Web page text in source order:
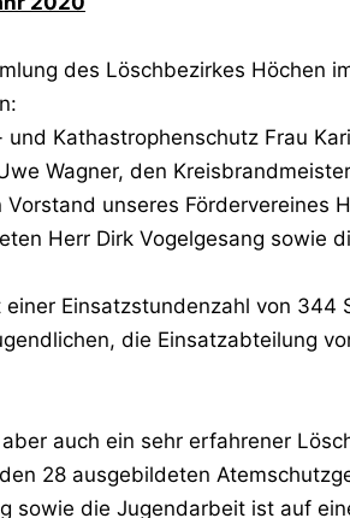
des Löschbezirkes Höchen
Kathastrophenschutz Frau
Wagner, den
unseres Fördervereines
Herr Dirk Vogelgesang sowie
Einsatzstundenzahl von 344
die Einsatzabteilung
auch ein sehr erfahrener
28 ausgebildeten
die Jugendarbeit ist auf